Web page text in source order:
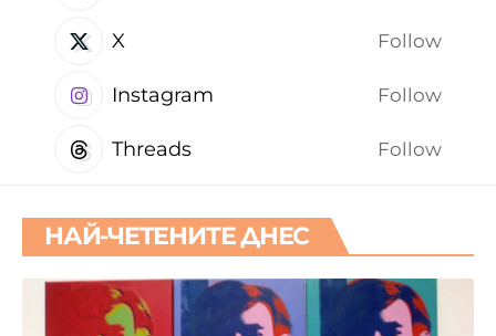
X Follow
Instagram Follow
Threads Follow
НАЙ-ЧЕТЕНИТЕ ДНЕС